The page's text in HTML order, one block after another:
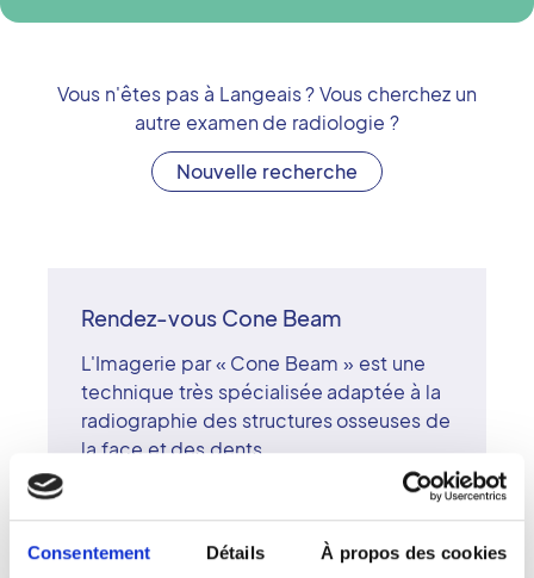
Consentement Détails À propos des cookies
Vous n'êtes pas à Langeais? Vous cherchez un
autre examen de radiologie ?
Nouvelle recherche
Rendez-vous Cone Beam
L'Imagerie par « Cone Beam » est une
technique très spécialisée adaptée à la
radiographie des structures osseuses de
la face et des dents.
Elle offre une imagerie comparable au
simple. Grâce à la très haute résolution